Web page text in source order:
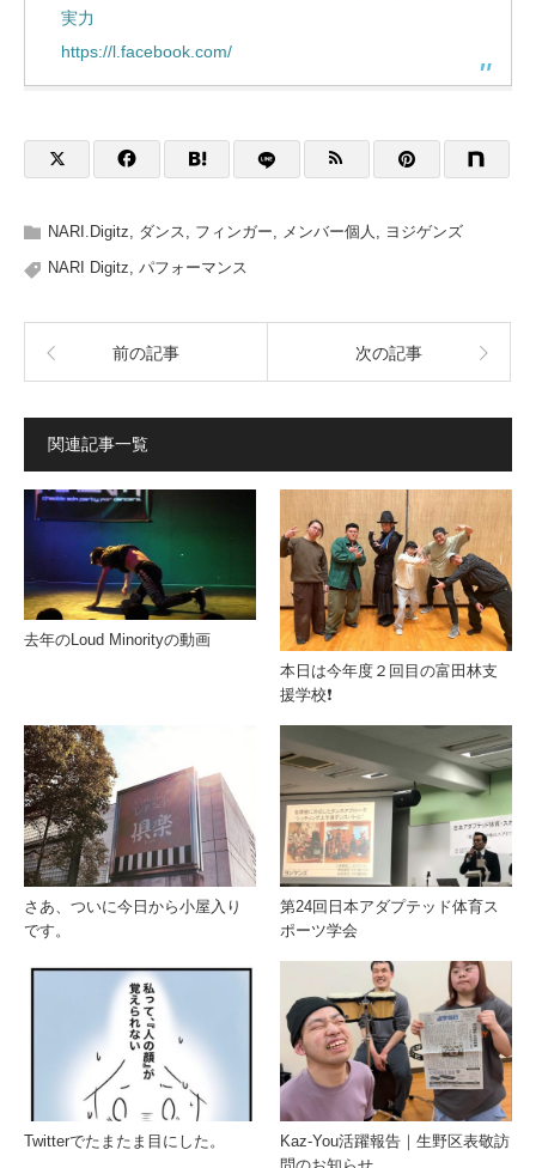
実力
https://l.facebook.com/
NARI.Digitz, ダンス, フィンガー, メンバー個人 , ヨジゲンズ
NARI Digitz, パフォーマンス
前の記事 次の記事
関連記事一覧
去年のLoud Minorityの動画
本日は今年度２回目の富田林支
援学校❗️
さあ、ついに今日から小屋入り
です。
第24回日本アダプテッド体育ス
ポーツ学会
Twitterでたまたま目にした。
Kaz-You活躍報告｜生野区表敬訪